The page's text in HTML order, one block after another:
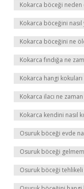
Kokarca böceği neden
Kokarca böceğini
Kokarca böceğini ne
Kokarca fındığa ne
Kokarca hangi
Kokarca ilacı ne zaman
Kokarca kendini nasıl
Osuruk böceği evde
Osuruk böceği
Osuruk böceği tehlikeli